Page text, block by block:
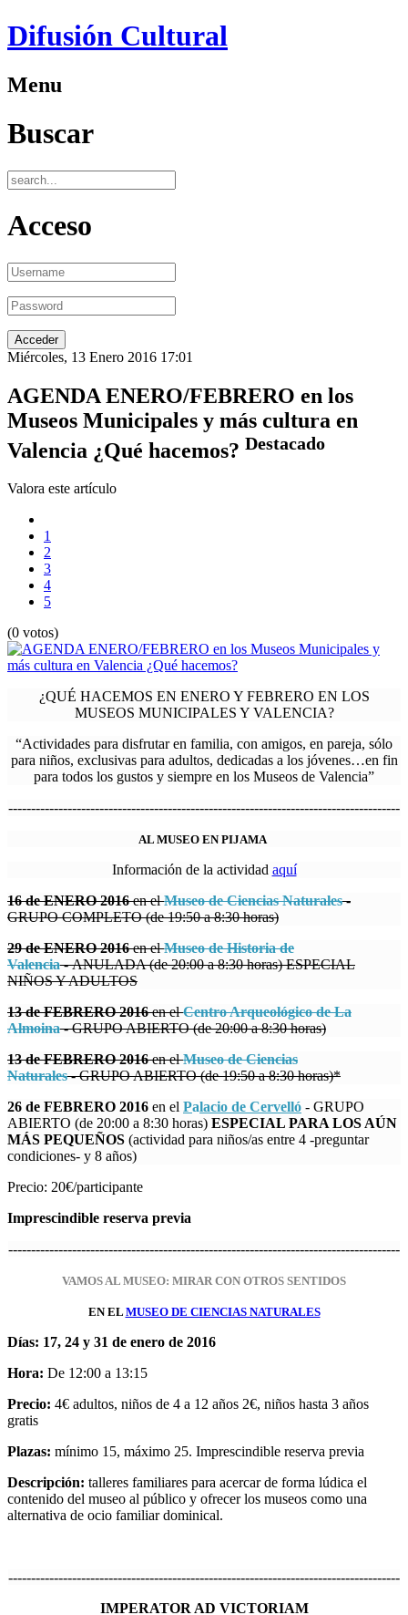
Difusión Cultural
Menu
Buscar
Acceso
Miércoles, 13 Enero 2016 17:01
AGENDA ENERO/FEBRERO en los
Museos Municipales y más cultura en
Valencia ¿Qué hacemos? Destacado
Valora este artículo
1
2
3
4
5
(0 votos)
¿QUÉ HACEMOS EN ENERO Y FEBRERO EN LOS
MUSEOS MUNICIPALES Y VALENCIA?
“Actividades para disfrutar en familia, con amigos, en pareja, sólo
para niños, exclusivas para adultos, dedicadas a los jóvenes…en fin
para todos los gustos y siempre en los Museos de Valencia”
--------------------------------------------------------------------------------------
AL MUSEO EN PIJAMA
Información de la actividad aquí
16 de ENERO 2016en elMuseo de Ciencias Naturales-
GRUPO COMPLETO (de 19:50 a 8:30 horas)
29 de ENERO 2016en elMuseo de Historia de
Valencia- ANULADA (de 20:00 a 8:30 horas) ESPECIAL
NIÑOS Y ADULTOS
13 de FEBRERO 2016en elCentro Arqueológico de La
Almoina- GRUPO ABIERTO (de 20:00 a 8:30 horas)
13 de FEBRERO 2016en elMuseo de Ciencias
Naturales- GRUPO ABIERTO (de 19:50 a 8:30 horas)*
26 de FEBRERO 2016 en el Palacio de Cervelló - GRUPO
ABIERTO (de 20:00 a 8:30 horas) ESPECIAL PARA LOS AÚN
MÁS PEQUEÑOS (actividad para niños/as entre 4 -preguntar
condiciones- y 8 años)
Precio: 20€/participante
Imprescindible reserva previa
--------------------------------------------------------------------------------------
VAMOS AL MUSEO: MIRAR CON OTROS SENTIDOS
EN EL MUSEO DE CIENCIAS NATURALES
Días: 17, 24 y 31 de enero de 2016
Hora: De 12:00 a 13:15
Precio: 4€ adultos, niños de 4 a 12 años 2€, niños hasta 3 años
gratis
Plazas: mínimo 15, máximo 25. Imprescindible reserva previa
Descripción: talleres familiares para acercar de forma lúdica el
contenido del museo al público y ofrecer los museos como una
alternativa de ocio familiar dominical.
--------------------------------------------------------------------------------------
IMPERATOR AD VICTORIAM